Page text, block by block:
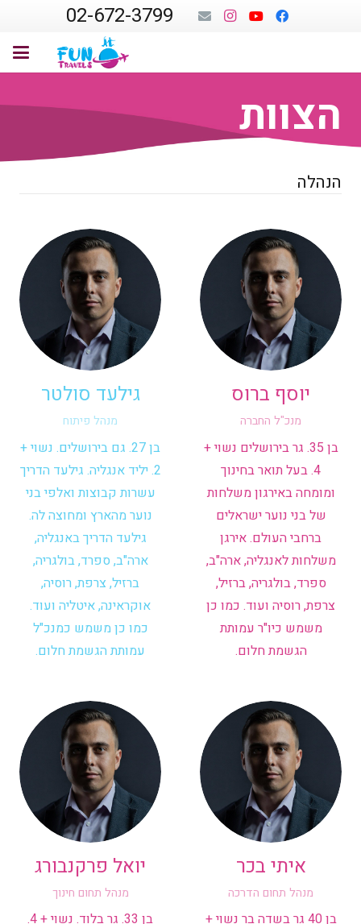
02-672-3799
הצוות
הנהלה
יוסף ברוס
מנכ"ל החברה
בן 35. גר בירושלים נשוי +
4. בעל תואר בחינוך
ומומחה באירגון משלחות
של בני נוער ישראלים
ברחבי העולם. אירגן
משלחות לאנגליה, ארה"ב,
ספרד, בולגריה, ברזיל,
צרפת, רוסיה ועוד. כמו כן
משמש כיו"ר עמותת
הגשמת חלום.
גילעד סולטר
מנהל פיתוח
בן 27. גם בירושלים. נשוי +
2. יליד אנגליה. גילעד הדריך
עשרות קבוצות ואלפי בני
נוער מהארץ ומחוצה לה.
גילעד הדריך באנגליה,
ארה"ב, ספרד, בולגריה,
ברזיל, צרפת, רוסיה,
אוקראינה, איטליה ועוד.
כמו כן משמש כמנכ"ל
עמותת הגשמת חלום.
איתי בכר
מנהל תחום הדרכה
בן 40 גר בשדה בר נשוי +
יואל פרקנבורג
מנהל תחום חינוך
בן 33. גר בלוד. נשוי + 4.